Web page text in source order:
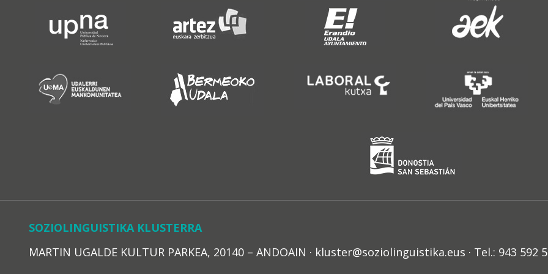
SOZIOLINGUISTIKA KLUSTERRA
MARTIN UGALDE KULTUR PARKEA, 20140 – ANDOAIN · kluster@soziolinguistika.eus · Tel.: 943 592